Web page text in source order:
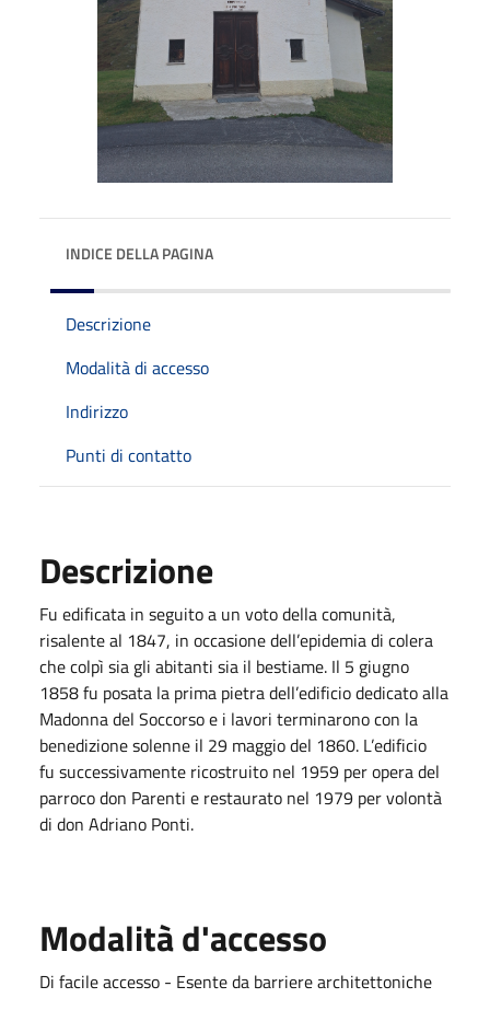
INDICE DELLA PAGINA
Descrizione
Modalità di accesso
Indirizzo
Punti di contatto
Descrizione
Fu edificata in seguito a un voto della comunità,
risalente al 1847, in occasione dell’epidemia di colera
che colpì sia gli abitanti sia il bestiame. Il 5 giugno
1858 fu posata la prima pietra dell’edificio dedicato alla
Madonna del Soccorso e i lavori terminarono con la
benedizione solenne il 29 maggio del 1860. L’edificio
fu successivamente ricostruito nel 1959 per opera del
parroco don Parenti e restaurato nel 1979 per volontà
di don Adriano Ponti.
Modalità d'accesso
Di facile accesso - Esente da barriere architettoniche